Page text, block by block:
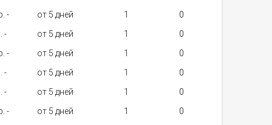
-
от 5 дней
1
-
от 5 дней
1
-
от 5 дней
1
-
от 5 дней
1
-
от 5 дней
1
-
от 5 дней
1